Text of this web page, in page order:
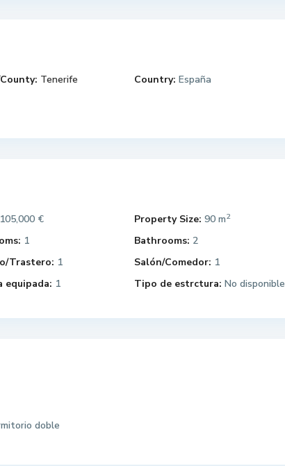
Tenerife Country: España
105,000 € Property Size: 90 m2
1 Bathrooms: 2
Trastero: 1 Salón/Comedor: 1
equipada: 1 Tipo de estrctura: No disponible
doble